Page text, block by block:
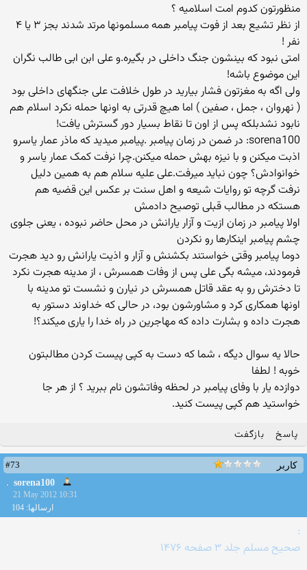
منظورتون کدوم امت اسلامیه ؟
از نظر تشیع بعد از فوت پیامبر همه مسلمونها مرتد شدند بجز ۳ یا ۴
نفر !
امتی نبود که بینشون جنگ داخلی در بگیره.و علی ابن ابی طالب نگران
این موضوع باشه!
ولی اگه به مغزتون فشار بیارید در طول خلافت علی جنگهای داخلی بود
( نهروان ، جمل ، صفین ) اما هیچ قدرتی به اونها حمله نکرد اسلام هم
نابود نشدبلکه پس از اون تا نقاط بسیار دور گسترش یافت!
sorena100: در ضمن در زمان پیامبر .پیامبر میدید که ماذر عمار یاسرو
اذبت میکنن و با نیزه بهش حمله میکنن.چرا نرفت کمک عمار یاسر و
خوانوادش؟ چون نباید میرفت.علی علیه سلام هم به همین دلیل
نرفت گرچه تو روایات شیعه و اهل سنت بر عکس این قضیه هم
هستکه در مطالب قبلی توصیح دادمش
اولا پیامبر در زمان ازیت و آزار یارانش در محل حاضر نبوده ، یعنی جلوی
چشم پیامبر اینکارها رو نکردن
دوما پیامبر وقتی خواستند بکشنش و آزار و اذیت یارانش رو دید هجرت
فرمودند، میشه بگی علی پس از وفات همسرش ، از مدینه هجرت نکرد
تا دخترش رو به عقد قاتل همسرش در نیارن و نشست تو مدینه با
اونها همکاری کرد و مشاورشون بود، در حالی که خداوند دستور به
هجرت داده و بشارت داده که مهاجرین در راه خدا را یاری میکند؟!
حالا یه سوال دیگه ، شما که دست به کپی پیست کردن مطالبتون
خوبه ! لطفا
دوازده یار با وفای پیامبر در لحظه وفاتشون نام ببرید ؟ از هر جا
خواستید هم کپی پیست کنید.
پاسخ بازگفت
کاربر
#73
sorena100
21 May 2012 10:31
ارسالها: 104
:
صحیح مسلم جلد ۳ صفحه ۱۴۷۶